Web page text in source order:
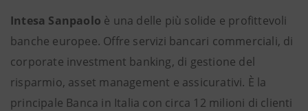
Intesa Sanpaolo è una delle più solide e profittevoli
banche europee. Offre servizi bancari commerciali, di
corporate investment banking, di gestione del
risparmio, asset management e assicurativi. È la
principale Banca in Italia con circa 12 milioni di clienti